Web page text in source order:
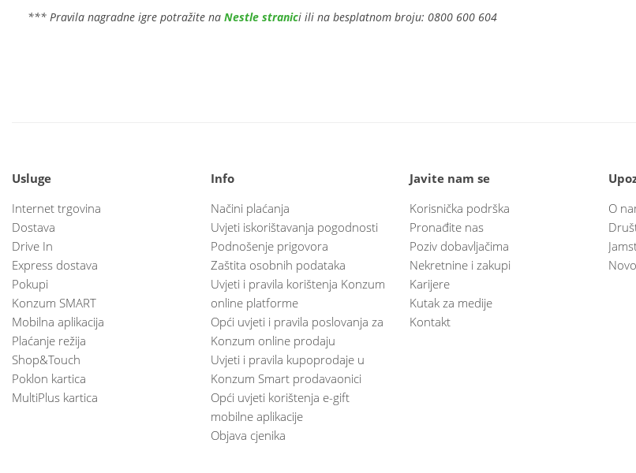
*** Pravila nagradne igre potražite na Nestle stranici ili na besplatnom broju: 0800 600 604
Usluge
Internet trgovina
Dostava
Drive In
Express dostava
Pokupi
Konzum SMART
Mobilna aplikacija
Plaćanje režija
Shop&Touch
Poklon kartica
MultiPlus kartica
Info
Načini plaćanja
Uvjeti iskorištavanja pogodnosti
Podnošenje prigovora
Zaštita osobnih podataka
Uvjeti i pravila korištenja Konzum
online platforme
Opći uvjeti i pravila poslovanja za
Konzum online prodaju
Uvjeti i pravila kupoprodaje u
Konzum Smart prodavaonici
Opći uvjeti korištenja e-gift
mobilne aplikacije
Objava cjenika
Javite nam se
Korisnička podrška
Pronađite nas
Poziv dobavljačima
Nekretnine i zakupi
Karijere
Kutak za medije
Kontakt
O